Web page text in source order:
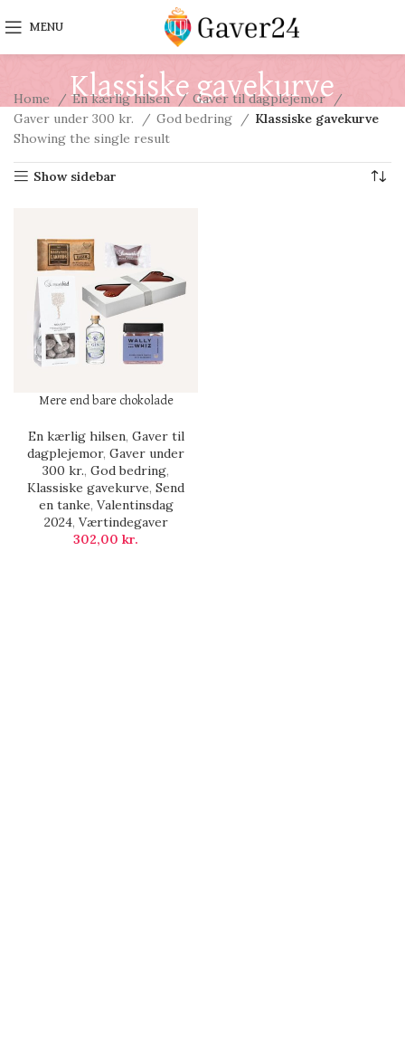
MENU
Klassiske gavekurve
Home En kærlig hilsen
Gaver til dagplejemor
Gaver under 300 kr.
God bedring
Klassiske gavekurve
Showing the single result
Show sidebar
Mere end bare chokolade
En kærlig hilsen, Gaver til
dagplejemor, Gaver under
300 kr., God bedring,
Klassiske gavekurve, Send
en tanke, Valentinsdag
2024, Værtindegaver
302,00 kr.